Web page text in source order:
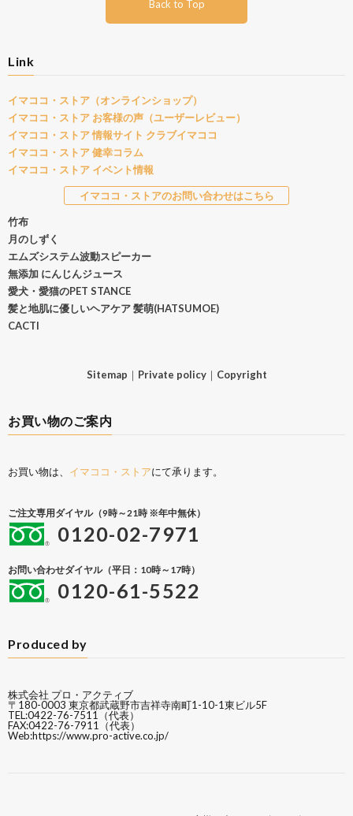
Back to Top
Link
イマココ・ストア（オンラインショップ）
イマココ・ストア お客様の声（ユーザーレビュー）
イマココ・ストア 情報サイト クラブイマココ
イマココ・ストア 健幸コラム
イマココ・ストア イベント情報
イマココ・ストアのお問い合わせはこちら
竹布
月のしずく
エムズシステム波動スピーカー
無添加 にんじんジュース
愛犬・愛猫のPET STANCE
髪と地肌に優しいヘアケア 髪萌(HATSUMOE)
CACTI
Sitemap ｜ Private policy｜ Copyright
お買い物のご案内
お買い物は、 イマココ・ストアにて承ります。
ご注文専用ダイヤル（9時～21時 ※年中無休）
0120-02-7971
お問い合わせダイヤル（平日：10時～17時）
0120-61-5522
Produced by
株式会社 プロ・アクティブ
〒180-0003 東京都武蔵野市吉祥寺南町1-10-1東ビル5F
TEL:0422-76-7511（代表）
FAX:0422-76-7911（代表）
Web:https://www.pro-active.co.jp/